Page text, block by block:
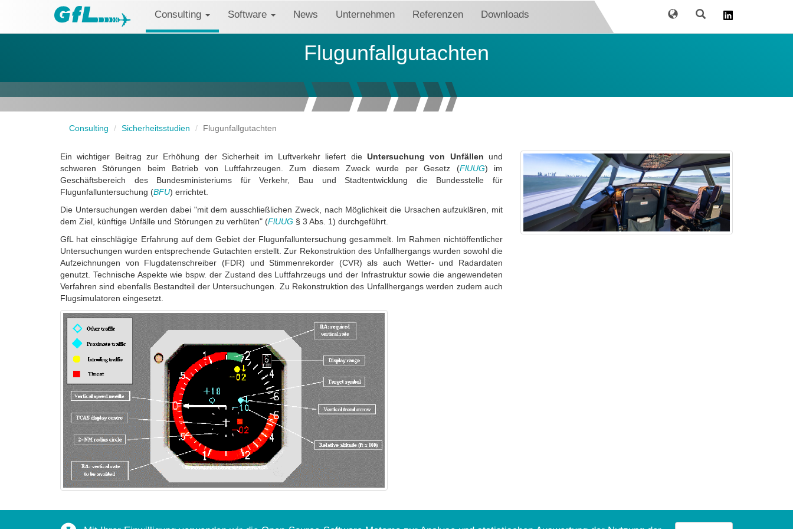
Consulting Software News Unternehmen Referenzen Downloads Sprache Suche
Flugunfallgutachten
Consulting Sicherheitsstudien Flugunfallgutachten
Ein wichtiger Beitrag zur Erhöhung der Sicherheit im Luftverkehr liefert die Untersuchung von Unfällen und
schweren Störungen beim Betrieb von Luftfahrzeugen. Zum diesem Zweck wurde per Gesetz (FlUUG) im
Geschäftsbereich des Bundesministeriums für Verkehr, Bau und Stadtentwicklung die Bundesstelle für
Flugunfalluntersuchung (BFU) errichtet.
Die Untersuchungen werden dabei "mit dem ausschließlichen Zweck, nach Möglichkeit die Ursachen aufzuklären, mit
dem Ziel, künftige Unfälle und Störungen zu verhüten" (FlUUG § 3 Abs. 1) durchgeführt.
GfL hat einschlägige Erfahrung auf dem Gebiet der Flugunfalluntersuchung gesammelt. Im Rahmen nichtöffentlicher
Untersuchungen wurden entsprechende Gutachten erstellt. Zur Rekonstruktion des Unfallhergangs wurden sowohl die
Aufzeichnungen von Flugdatenschreiber (FDR) und Stimmenrekorder (CVR) als auch Wetter- und Radardaten
genutzt. Technische Aspekte wie bspw. der Zustand des Luftfahrzeugs und der Infrastruktur sowie die angewendeten
Verfahren sind ebenfalls Bestandteil der Untersuchungen. Zu Rekonstruktion des Unfallhergangs werden zudem auch
Flugsimulatoren eingesetzt.